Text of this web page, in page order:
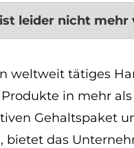
leider nicht
weltweit tätiges
in mehr als
Gehaltspaket
bietet das